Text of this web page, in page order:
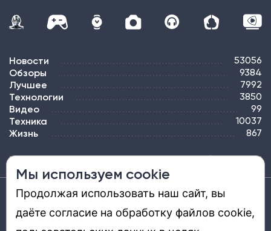
Новости 53056
Обзоры 9384
Лучшее 7992
Технологии 3850
Видео 99
Техника 10037
Жизнь 867
ПОДПИСКА РЕКЛАМА КОНТАКТЫ КАРТА САЙТА ТЭГИ
Средство массовой информации «DGL.RU — Цифровой мир» (www.dgl.ru).
Реестровая запись средства массовой информации (СМИ) сетевого издания ЭЛ №
ФС 77 - 81669, выдано Роскомнадзором 27.08.2021. Учредитель: ООО «ДиДжиЭль».
Главный редактор: Шкред Т. В. Телефон редакции +7901-907-1590. Адрес
Мы используем cookie
Продолжая использовать наш сайт, вы
даёте согласие на обработку файлов cookie,